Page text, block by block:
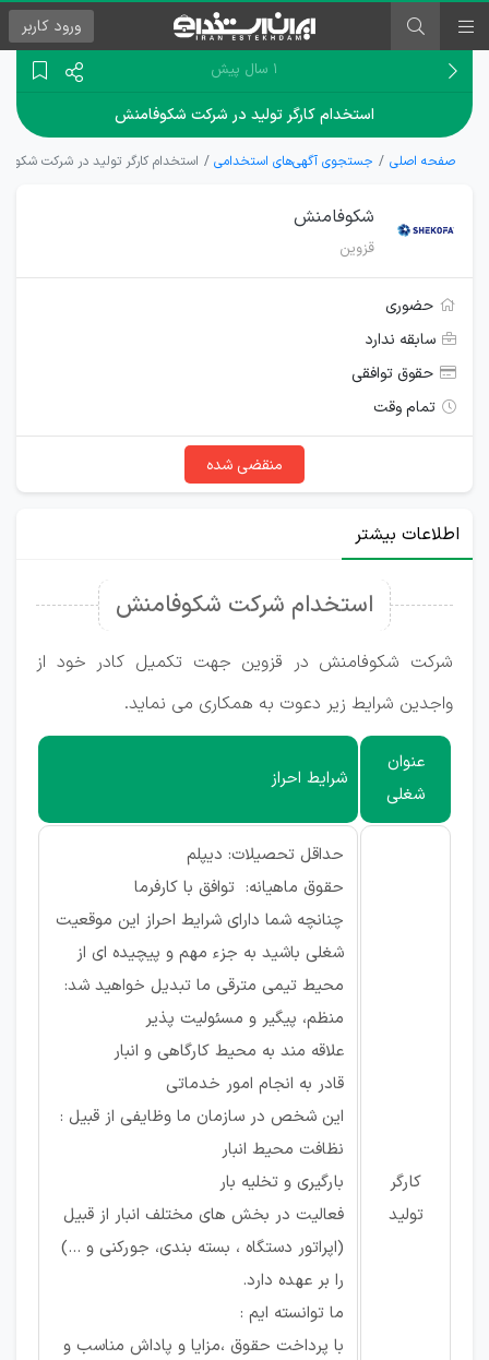
ورود کاربر
۱ سال پیش
استخدام کارگر تولید در شرکت شکوفامنش
صفحه اصلی جستجوی آگهی‌های استخدامی استخدام کارگر تولید در شرکت
شکوفامنش
قزوین
حضوری
سابقه ندارد
حقوق توافقی
تمام وقت
منقضی شده
اطلاعات بیشتر
استخدام شرکت شکوفامنش
شرکت شکوفامنش در قزوین جهت تکمیل کادر خود از
واجدین شرایط زیر دعوت به همکاری می نماید.
عنوان
شغلی
شرایط احراز
کارگر
تولید
حداقل تحصیلات: دیپلم
حقوق ماهیانه: توافق با کارفرما
چنانچه شما دارای شرایط احراز این موقعیت
شغلی باشید به جزء مهم و پیچیده ای از
محیط تیمی مترقی ما تبدیل خواهید شد:
منظم، پیگیر و مسئولیت پذیر
علاقه مند به محیط کارگاهی و انبار
قادر به انجام امور خدماتی
این شخص در سازمان ما وظایفی از قبیل :
نظافت محیط انبار
بارگیری و تخلیه بار
فعالیت در بخش های مختلف انبار از قبیل
(اپراتور دستگاه ، بسته بندی، جورکنی و ...)
را بر عهده دارد.
ما توانسته ایم :
با پرداخت حقوق ،مزایا و پاداش مناسب و